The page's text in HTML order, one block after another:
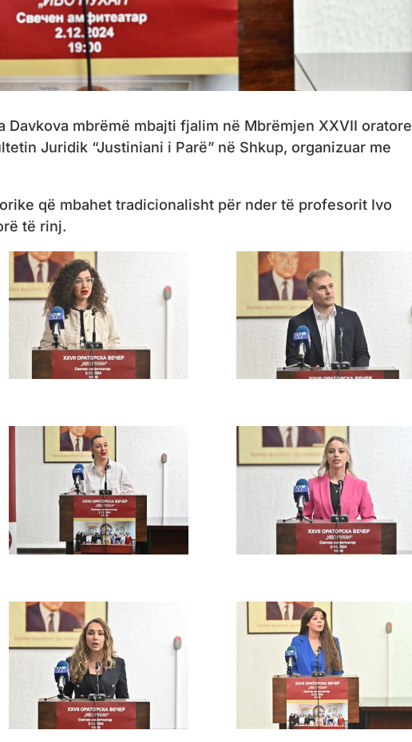
Davkova mbrëmë mbajti fjalim në Mbrëmjen XXVII oratore
Juridik “Justiniani i Parë” në Shkup, organizuar me
që mbahet tradicionalisht për nder të profesorit Ivo
të rinj.